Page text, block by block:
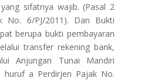
sifatnya wajib. (Pasal 2
No. 6/PJ/2011). Dan Bukti
berupa bukti pembayaran
transfer rekening bank,
Anjungan Tunai Mandiri
huruf a Perdirjen Pajak No.